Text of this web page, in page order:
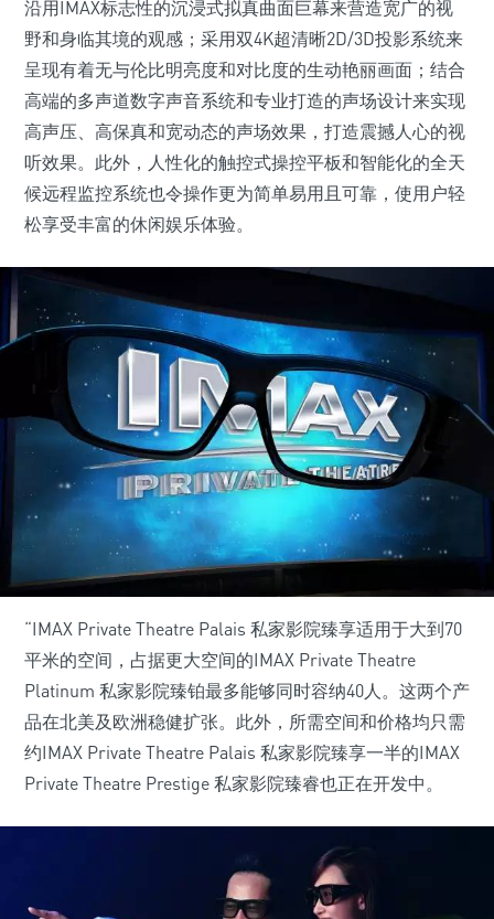
沿用IMAX标志性的沉浸式拟真曲面巨幕来营造宽广的视
野和身临其境的观感；采用双4K超清晰2D/3D投影系统来
呈现有着无与伦比明亮度和对比度的生动艳丽画面；结合
高端的多声道数字声音系统和专业打造的声场设计来实现
高声压、高保真和宽动态的声场效果，打造震撼人心的视
听效果。此外，人性化的触控式操控平板和智能化的全天
候远程监控系统也令操作更为简单易用且可靠，使用户轻
松享受丰富的休闲娱乐体验。
“IMAX Private Theatre Palais 私家影院臻享适用于大到70
平米的空间，占据更大空间的IMAX Private Theatre
Platinum 私家影院臻铂最多能够同时容纳40人。这两个产
品在北美及欧洲稳健扩张。此外，所需空间和价格均只需
约IMAX Private Theatre Palais 私家影院臻享一半的IMAX
Private Theatre Prestige 私家影院臻睿也正在开发中。